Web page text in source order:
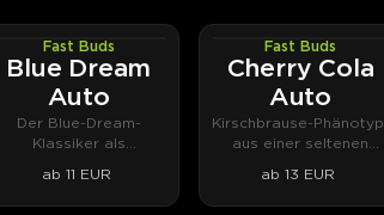
AUTOFEMFast Buds
Blue Dream
Auto
Der Blue-Dream-
Klassiker als
ins Blattwerk.
ab 11 EUR
AUTOFEMFast Buds
Cherry Cola
Auto
Kirschbrause-Phänotyp,
aus einer seltenen
Selektion
herausgezüchtet.
ab 13 EUR